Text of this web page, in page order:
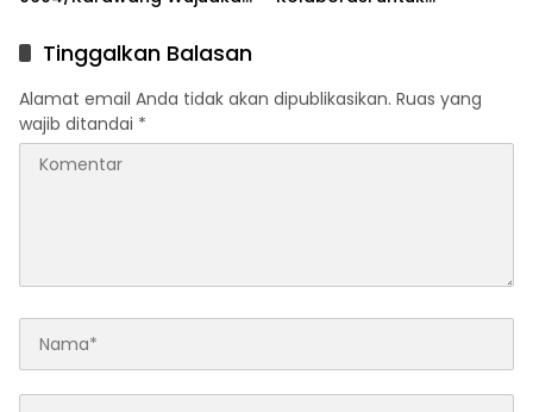
Tinggalkan Balasan
Alamat email Anda tidak akan dipublikasikan. Ruas yang
wajib ditandai *